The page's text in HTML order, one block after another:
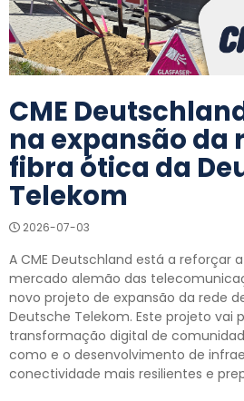
CME
na expansão da
fibra ótica da
Telekom
2026-07-03
A CME Deutschland está a reforçar
mercado alemão das
novo projeto de expansão da rede
Deutsche Telekom. Este projeto vai
transformação digital de
como e o desenvolvimento de
conectividade mais resilientes e